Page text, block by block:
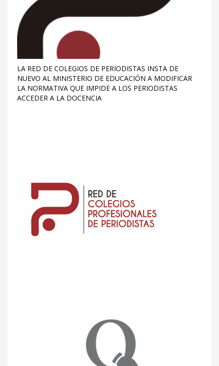
LA RED DE COLEGIOS DE PERIODISTAS INSTA DE
NUEVO AL MINISTERIO DE EDUCACIÓN A MODIFICAR
LA NORMATIVA QUE IMPIDE A LOS PERIODISTAS
ACCEDER A LA DOCENCIA